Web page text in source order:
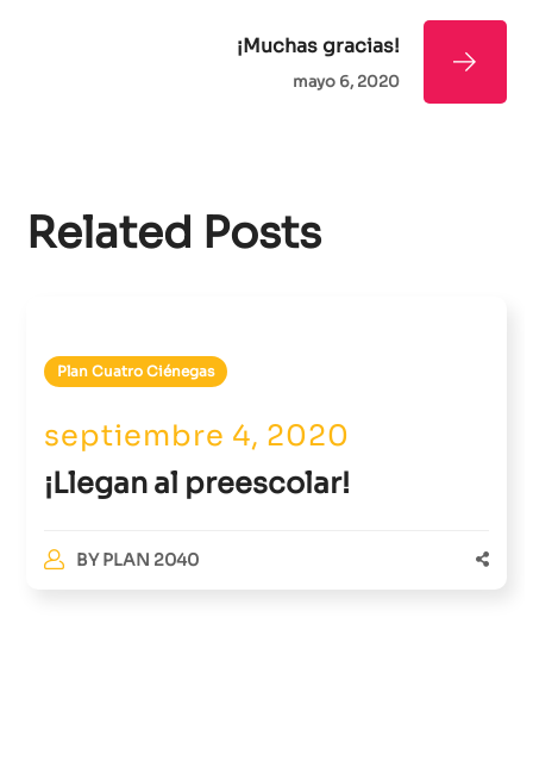
¡Muchas gracias!
mayo 6, 2020
Related Posts
Plan Cuatro Ciénegas
septiembre 4, 2020
¡Llegan al preescolar!
BYPLAN 2040